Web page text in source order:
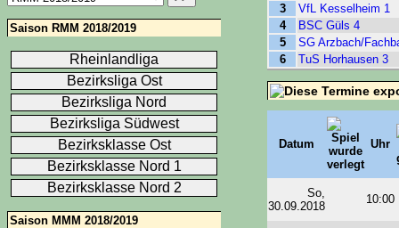
3
VfL Kesselheim 1
4
BSC Güls 4
5
SG Arzbach/
6
TuS Horhausen 3
Datum Uhr
So,
30.09.2018
10:00
Saison RMM 2018/2019
Rheinlandliga
Bezirksliga Ost
Bezirksliga Nord
Bezirksliga Südwest
Bezirksklasse Ost
Bezirksklasse Nord 1
Bezirksklasse Nord 2
Saison MMM 2018/2019